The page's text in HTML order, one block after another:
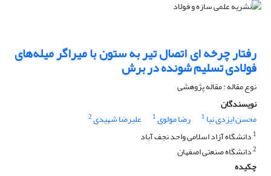
رفتار چرخه ای اتصال تیر به ستون با میراگر میله‌های
فولادی تسلیم شونده در برش
نوع مقاله : مقاله پژوهشی
نویسندگان
محسن ایزدی نیا 1 رضا مولوی1 علیرضا شهیدی2
1 دانشگاه آزاد اسلامی واحد نجف آباد
2دانشگاه صنعتی اصفهان
چکیده